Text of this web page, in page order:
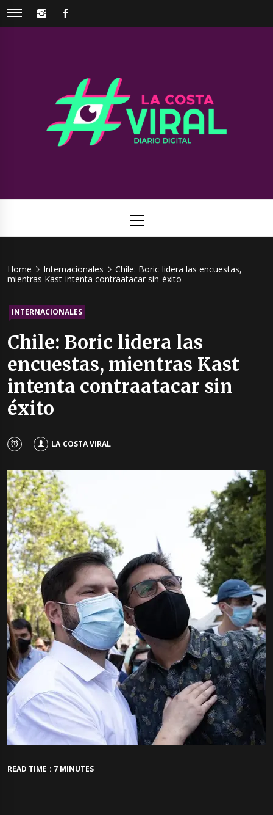
Skip
INSTAGRAM
Viral
Menu
Home Internacionales
Chile: Boric lidera las encuestas,
mientras Kast intenta contraatacar sin éxito
INTERNACIONALES
Chile: Boric lidera las
encuestas, mientras Kast
intenta contraatacar sin
éxito
LA COSTA VIRAL
READ TIME : 7 MINUTES